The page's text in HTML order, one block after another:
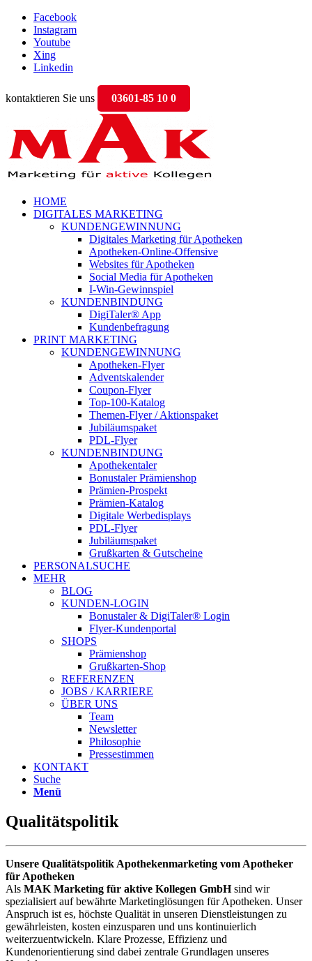
Facebook
Instagram
Youtube
Xing
Linkedin
kontaktieren Sie uns 03601-85 10 0
HOME
DIGITALES MARKETING
KUNDENGEWINNUNG
Digitales Marketing für Apotheken
Apotheken-Online-Offensive
Websites für Apotheken
Social Media für Apotheken
I-Win-Gewinnspiel
KUNDENBINDUNG
DigiTaler® App
Kundenbefragung
PRINT MARKETING
KUNDENGEWINNUNG
Apotheken-Flyer
Adventskalender
Coupon-Flyer
Top-100-Katalog
Themen-Flyer / Aktionspaket
Jubiläumspaket
PDL-Flyer
KUNDENBINDUNG
Apothekentaler
Bonustaler Prämienshop
Prämien-Prospekt
Prämien-Katalog
Digitale Werbedisplays
PDL-Flyer
Jubiläumspaket
Grußkarten & Gutscheine
PERSONALSUCHE
MEHR
BLOG
KUNDEN-LOGIN
Bonustaler & DigiTaler® Login
Flyer-Kundenportal
SHOPS
Prämienshop
Grußkarten-Shop
REFERENZEN
JOBS / KARRIERE
ÜBER UNS
Team
Newsletter
Philosophie
Pressestimmen
KONTAKT
Suche
Menü
Qualitätspolitik
Unsere Qualitätspolitik Apothekenmarketing vom Apotheker
für Apotheken
Als MAK Marketing für aktive Kollegen GmbHsind wir
spezialisiert auf bewährte Marketinglösungen für Apotheken. Unser
Anspruch ist es, höchste Qualität in unseren Dienstleistungen zu
gewährleisten, kosten einzusparen und uns kontinuierlich
weiterzuentwickeln. Klare Prozesse, Effizienz und
Kundenorientierung sind dabei zentrale Grundlagen unseres